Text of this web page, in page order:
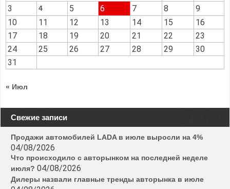
3
4 5 6 7 8
9
10
11 12 13 14 15
16
17
18 19 20 21 22
23
24
25 26 27 28 29
30
31
« Июл
Свежие записи
Продажи автомобилей LADA в июле выросли на 4%
04/08/2026
Что происходило с авторынком на последней неделе
июля? 04/08/2026
Дилеры назвали главные тренды авторынка в июле